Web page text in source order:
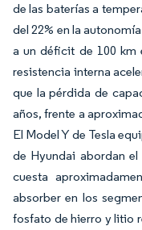
de las baterías a
del 22% en la
a un déficit de 100 km
resistencia interna
que la pérdida de
años, frente a
El Model Y de Tesla
de Hyundai abordan
cuesta
absorber en los
fosfato de hierro y litio